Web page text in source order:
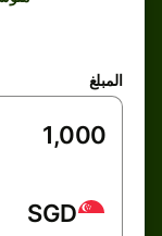
المبلغ
SGD